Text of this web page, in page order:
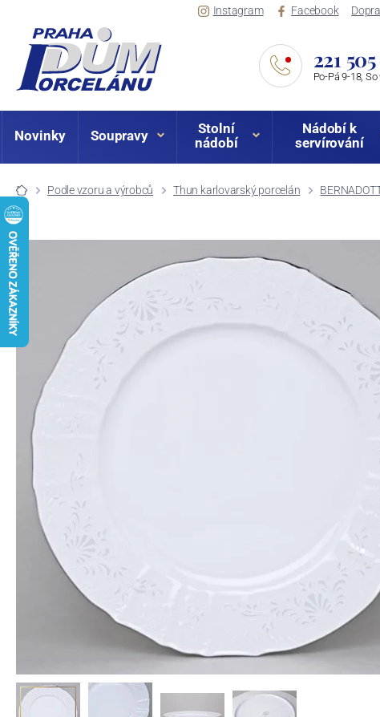
Instagram Facebook
221
Po-Pá 9-18, So
Novinky Soupravy
Stolní
nádobí
Nádobí k
servírování
Podle vzoru a výrobců Thun karlovarský porcelán